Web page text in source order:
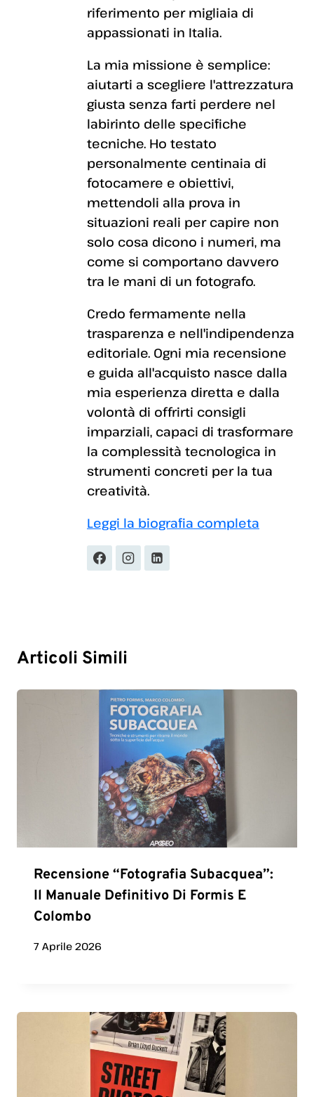
riferimento per migliaia di
appassionati in Italia.
La mia missione è semplice:
aiutarti a scegliere l'attrezzatura
giusta senza farti perdere nel
labirinto delle specifiche
tecniche. Ho testato
personalmente centinaia di
fotocamere e obiettivi,
mettendoli alla prova in
situazioni reali per capire non
solo cosa dicono i numeri, ma
come si comportano davvero
tra le mani di un fotografo.
Credo fermamente nella
trasparenza e nell'indipendenza
editoriale. Ogni mia recensione
e guida all'acquisto nasce dalla
mia esperienza diretta e dalla
volontà di offrirti consigli
imparziali, capaci di trasformare
la complessità tecnologica in
strumenti concreti per la tua
creatività.
Leggi la biografia completa
Articoli Simili
Recensione “Fotografia Subacquea”:
Il Manuale Definitivo Di Formis E
Colombo
7 Aprile 2026